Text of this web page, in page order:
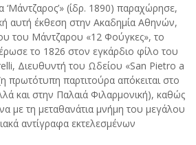
‘Μάντζαρος’» (ίδρ. 1890) παραχώρησε,
αυτή έκθεση στην Ακαδημία Αθηνών,
του Μάντζαρου «12 Φούγκες», το
το 1826 στον εγκάρδιο φίλο του
Διευθυντή του Ωδείου «San Pietro a
πρωτότυπη παρτιτούρα απόκειται στο
και στην Παλαιά Φιλαρμονική), καθώς
με τη μεταθανάτια μνήμη του μεγάλου
αντίγραφα εκτελεσμένων